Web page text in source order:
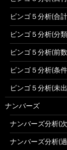
ビンゴ５分析(合
ビンゴ５分析(分
ビンゴ５分析(前
ビンゴ５分析(条
ビンゴ５分析(未
ナンバーズ
ナンバーズ分析(
ナンバーズ分析(